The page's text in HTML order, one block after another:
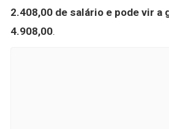
2.408,00 de salário e pode vir a
4.908,00.